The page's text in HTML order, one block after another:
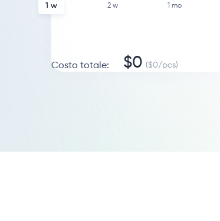
1 w 2 w 1 mo
Costo totale: $0 ($0/pcs)